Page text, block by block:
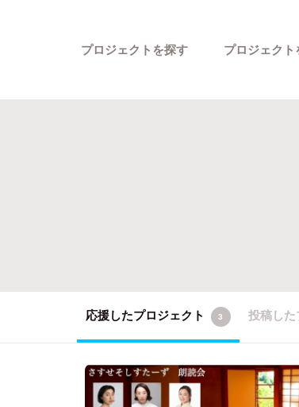
プロジェクトを探す プロジェクト
応援したプロジェクト 3 投稿した